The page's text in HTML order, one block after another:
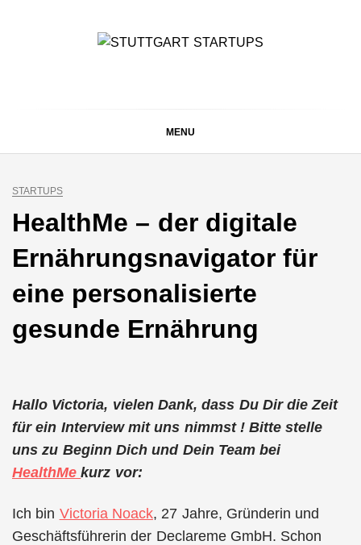
MENU
STARTUPS
HealthMe – der digitale
Ernährungsnavigator für
eine personalisierte
gesunde Ernährung
Hallo Victoria, vielen Dank, dass Du Dir die Zeit
für ein Interview mit uns nimmst ! Bitte stelle
uns zu Beginn Dich und Dein Team bei
HealthMe kurz vor:
Ich bin Victoria Noack, 27 Jahre, Gründerin und
Geschäftsführerin der Declareme GmbH. Schon